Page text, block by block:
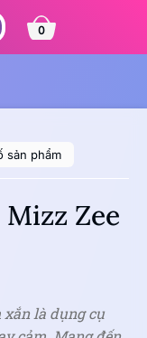
0
sản phẩm
Zee
là dụng cụ